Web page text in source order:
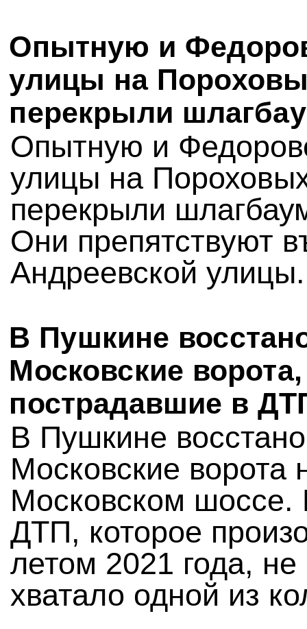
Опытную и
улицы на
перекрыли
Опытную и
улицы на
перекрыли
Они препятствуют
Андреевской улицы.
В Пушкине
Московские ворота,
пострадавшие в
В Пушкине
Московские ворота
Московском шоссе.
ДТП, которое
летом 2021 года, не
хватало одной из